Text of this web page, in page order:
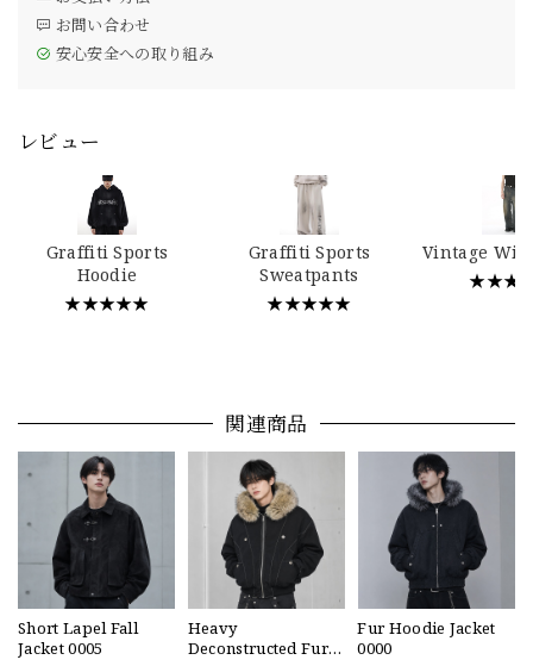
お問い合わせ
安心安全への取り組み
レビュー
Graffiti Sports
Hoodie
★★★★★
Graffiti Sports
Sweatpants
★★★★★
Vintage
関連商品
Short Lapel Fall
Jacket 0005
Heavy
Deconstructed Fur
Fur Hoodie Jacket
0000